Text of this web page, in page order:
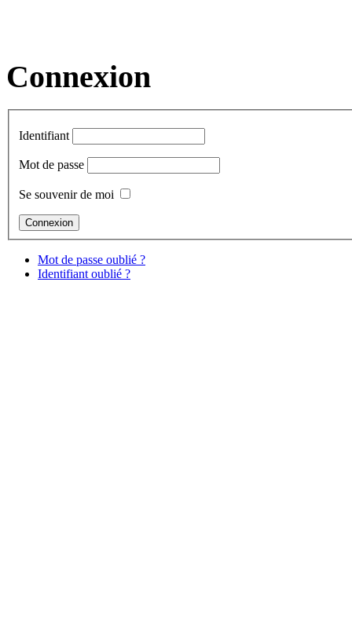
Connexion
Identifiant
Mot de passe
Se souvenir de moi
Mot de passe oublié ?
Identifiant oublié ?